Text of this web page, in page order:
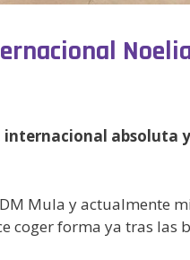
absoluta y
Mula y actualmente
forma ya tras las